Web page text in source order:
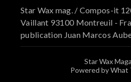
Star Wax mag. / Compos-it
Vaillant 93100 Montreuil -
publication Juan Marcos
Star Wax
Powered by What